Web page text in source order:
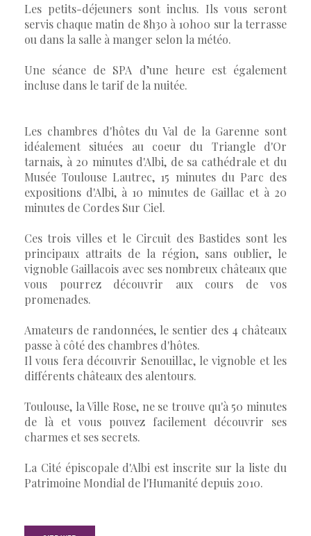
Les petits-déjeuners sont inclus. Ils vous seront
servis chaque matin de 8h30 à 10h00 sur la terrasse
ou dans la salle à manger selon la météo.
Une séance de SPA d’une heure est également
incluse dans le tarif de la nuitée.
Les chambres d'hôtes du Val de la Garenne sont
idéalement situées au coeur du Triangle d'Or
tarnais, à 20 minutes d'Albi, de sa cathédrale et du
Musée Toulouse Lautrec, 15 minutes du Parc des
expositions d'Albi, à 10 minutes de Gaillac et à 20
minutes de Cordes Sur Ciel.
Ces trois villes et le Circuit des Bastides sont les
principaux attraits de la région, sans oublier, le
vignoble Gaillacois avec ses nombreux châteaux que
vous pourrez découvrir aux cours de vos
promenades.
Amateurs de randonnées, le sentier des 4 châteaux
passe à côté des chambres d'hôtes.
Il vous fera découvrir Senouillac, le vignoble et les
différents châteaux des alentours.
Toulouse, la Ville Rose, ne se trouve qu'à 50 minutes
de là et vous pouvez facilement découvrir ses
charmes et ses secrets.
La Cité épiscopale d'Albi est inscrite sur la liste du
Patrimoine Mondial de l'Humanité depuis 2010.